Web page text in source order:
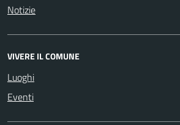
Notizie
VIVERE IL COMUNE
Luoghi
Eventi